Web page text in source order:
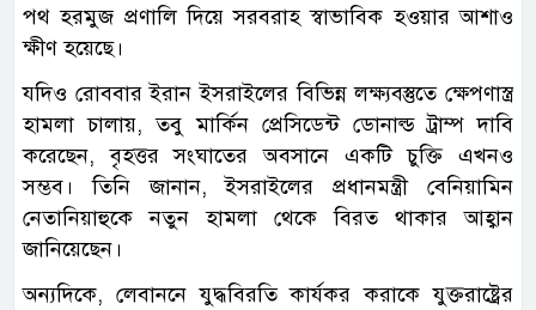
পথ হরমুজ প্রণালি দিয়ে সরবরাহ স্বাভাবিক হওয়ার আশাও
ক্ষীণ হয়েছে।
যদিও রোববার ইরান ইসরাইলের বিভিন্ন লক্ষ্যবস্তুতে ক্ষেপণাস্ত্র
হামলা চালায়, তবু মার্কিন প্রেসিডেন্ট ডোনাল্ড ট্রাম্প দাবি
করেছেন, বৃহত্তর সংঘাতের অবসানে একটি চুক্তি এখনও
সম্ভব। তিনি জানান, ইসরাইলের প্রধানমন্ত্রী বেনিয়ামিন
নেতানিয়াহুকে নতুন হামলা থেকে বিরত থাকার আহ্বান
জানিয়েছেন।
অন্যদিকে, লেবাননে যুদ্ধবিরতি কার্যকর করাকে যুক্তরাষ্ট্রের